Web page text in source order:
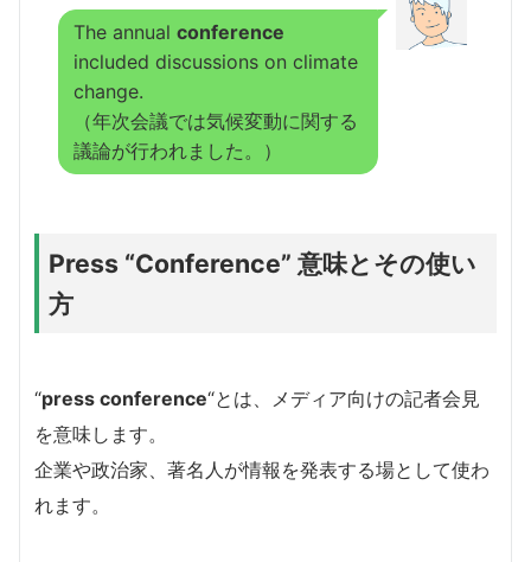
The annual conference
included discussions on climate
change.
（年次会議では気候変動に関する
議論が行われました。）
Press “Conference” 意味とその使い
方
“press conference“とは、メディア向けの記者会見
を意味します。
企業や政治家、著名人が情報を発表する場として使わ
れます。